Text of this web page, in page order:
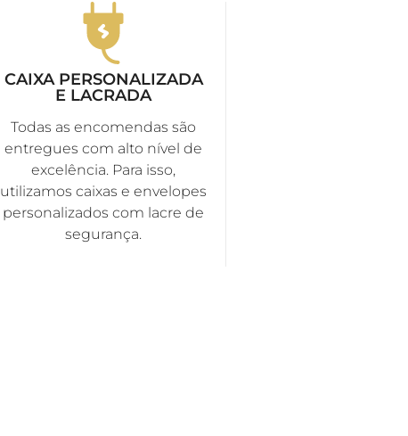
CAIXA PERSONALIZADA
E LACRADA
Todas as encomendas são
entregues com alto nível de
excelência. Para isso,
utilizamos caixas e envelopes
personalizados com lacre de
segurança.